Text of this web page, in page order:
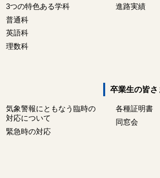
3つの特色ある学科
普通科
英語科
理数科
進路実績
気象警報にともなう臨時の
対応について
緊急時の対応
卒業生の皆さ
各種証明書
同窓会